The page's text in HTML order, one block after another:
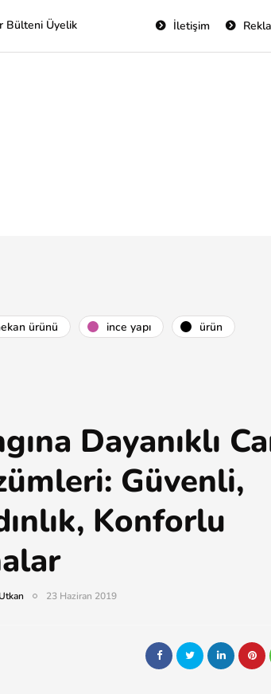
Bülteni Üyelik İletişim
ürünü i̇nce yapı ürün
Dayanıklı
Güvenli,
Konforlu
23 Haziran 2019